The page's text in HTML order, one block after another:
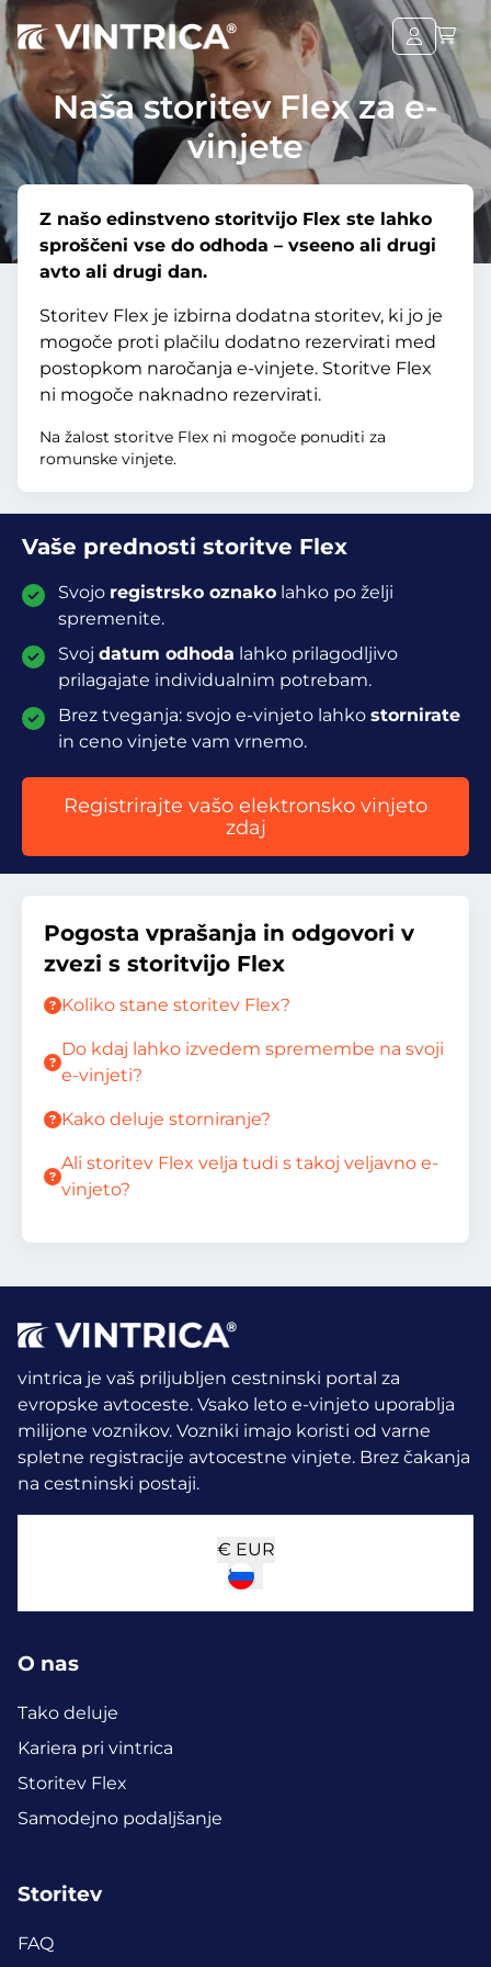
Naša storitev Flex za e-
vinjete
Z našo edinstveno storitvijo Flex ste lahko
sproščeni vse do odhoda – vseeno ali drugi
avto ali drugi dan.
Storitev Flex je izbirna dodatna storitev, ki jo je
mogoče proti plačilu dodatno rezervirati med
postopkom naročanja e-vinjete. Storitve Flex
ni mogoče naknadno rezervirati.
Na žalost storitve Flex ni mogoče ponuditi za
romunske vinjete.
Vaše prednosti storitve Flex
Svojo registrsko oznakolahko po želji
spremenite.
Svoj datum odhoda lahko prilagodljivo
prilagajate individualnim potrebam.
Brez tveganja: svojo e-vinjeto lahko stornirate
in ceno vinjete vam vrnemo.
Registrirajte vašo elektronsko vinjeto
zdaj
Pogosta vprašanja in odgovori v
zvezi s storitvijo Flex
Koliko stane storitev Flex?
Do kdaj lahko izvedem spremembe na svoji
e-vinjeti?
Kako deluje storniranje?
Ali storitev Flex velja tudi s takoj veljavno e-
vinjeto?
vintrica je vaš priljubljen cestninski portal za
evropske avtoceste. Vsako leto e-vinjeto uporablja
milijone voznikov. Vozniki imajo koristi od varne
spletne registracije avtocestne vinjete. Brez čakanja
na cestninski postaji.
€ EUR
O nas
Tako deluje
Kariera pri vintrica
Storitev Flex
Samodejno podaljšanje
Storitev
FAQ